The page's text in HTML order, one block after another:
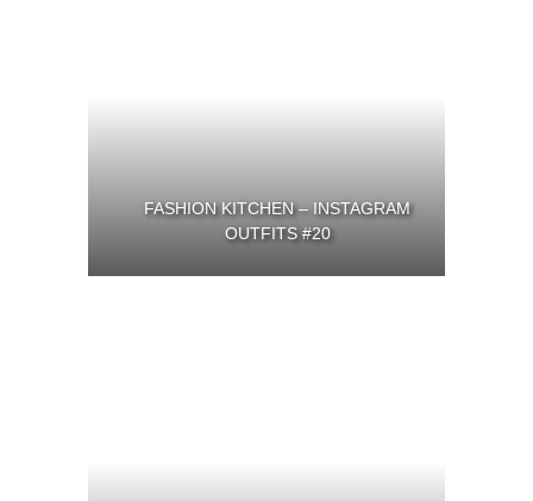
FASHION KITCHEN – INSTAGRAM
OUTFITS #20